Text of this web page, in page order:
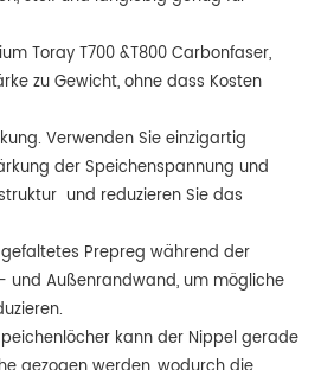
Toray T700 &T800 Carbonfaser,
zu Gewicht, ohne dass Kosten
Verwenden Sie einzigartig
der Speichenspannung und
und reduzieren Sie das
Prepreg während der
und Außenrandwand, um mögliche
kann der Nippel gerade